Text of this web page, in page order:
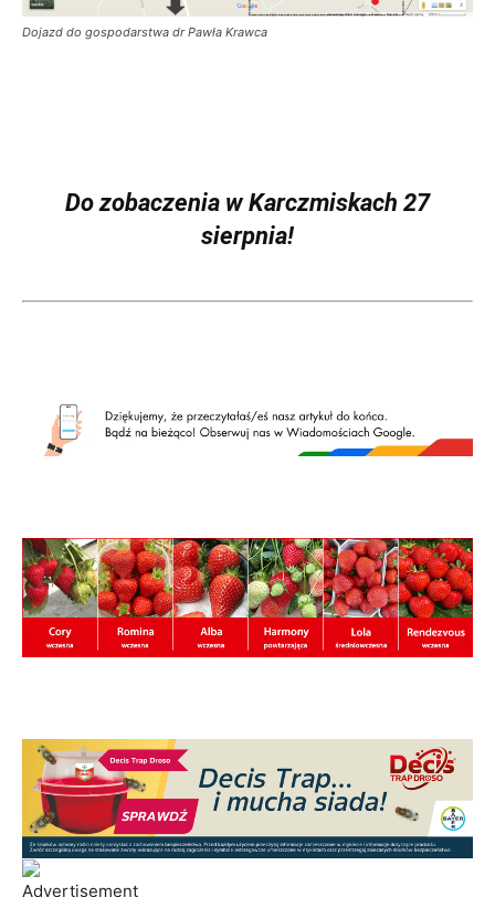
Dojazd do gospodarstwa dr Pawła Krawca
Do zobaczenia w Karczmiskach 27
sierpnia!